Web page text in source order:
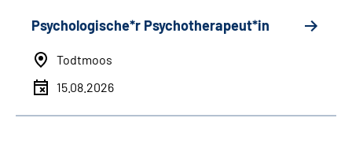
Psychologische*r Psychotherapeut*in
Todtmoos
15.08.2026